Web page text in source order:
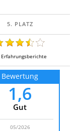
Erfahrungsberichte
Bewertung
1,6
Gut
05/2026